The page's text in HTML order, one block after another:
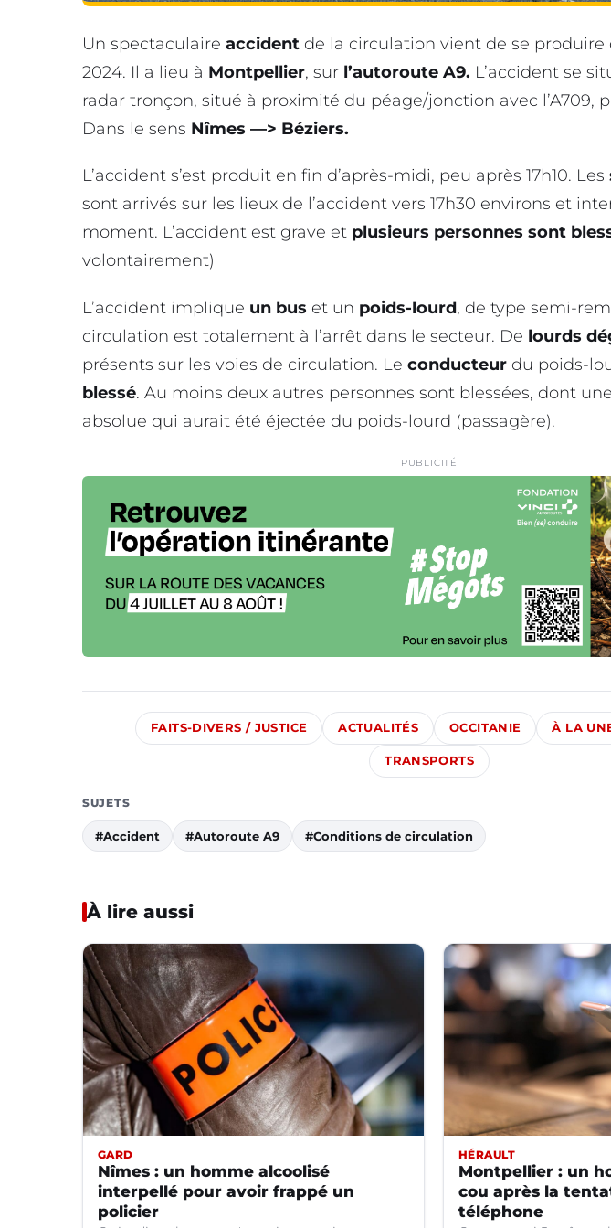
Un spectaculaire accident de la circulation vient de se produire
2024. Il a lieu à Montpellier, sur l’autoroute A9. L’accident se
radar tronçon, situé à proximité du péage/jonction avec l’A709,
Dans le sens Nîmes —> Béziers.
L’accident s’est produit en fin d’après-midi, peu après 17h10. Les
sont arrivés sur les lieux de l’accident vers 17h30 environs et
moment. L’accident est grave et plusieurs personnes sont
volontairement)
L’accident implique un bus et un poids-lourd, de type semi-
circulation est totalement à l’arrêt dans le secteur. De lourds
présents sur les voies de circulation. Le conducteur du poids-
blessé. Au moins deux autres personnes sont blessées, dont
absolue qui aurait été éjectée du poids-lourd (passagère).
PUBLICITÉ
FAITS-DIVERS / JUSTICE ACTUALITÉS OCCITANIE À LA
TRANSPORTS
SUJETS
#Accident #Autoroute A9 #Conditions de circulation
À lire aussi
GARD
Nîmes : un homme alcoolisé
interpellé pour avoir frappé un
policier
HÉRAULT
Montpellier : un
cou après la
téléphone